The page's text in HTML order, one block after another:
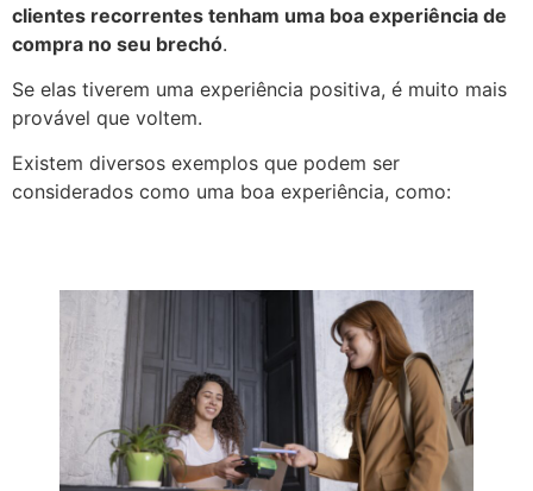
clientes recorrentes tenham uma boa experiência de
compra no seu brechó.
Se elas tiverem uma experiência positiva, é muito mais
provável que voltem.
Existem diversos exemplos que podem ser
considerados como uma boa experiência, como: